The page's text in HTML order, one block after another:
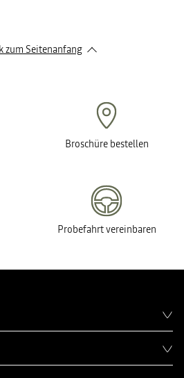
zum Seitenanfang
Broschüre bestellen
Probefahrt vereinbaren